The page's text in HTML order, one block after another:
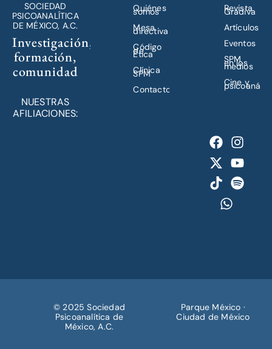
SOCIEDAD
PSICOANALÍTICA
DE MÉXICO, A.C.
Investigación,
formación,
comunidad
NUESTRAS
AFILIACIONES:
Quiénes
somos
Mesa
directiva
Código
de
Ética
Clínica
SPM
Contacto
Revista
Gradiva
Artículos
Eventos
SPM
en los
medios
Cine y
© 2025 Sociedad
Psicoanalítica de
México, A.C.
Parque México ·
Ciudad de México